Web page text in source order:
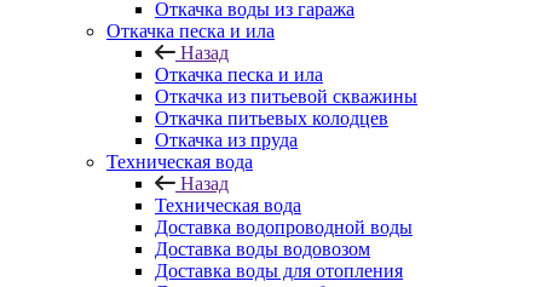
Откачка воды из гаража
Откачка песка и ила
Назад
Откачка песка и ила
Откачка из питьевой скважины
Откачка питьевых колодцев
Откачка из пруда
Техническая вода
Назад
Техническая вода
Доставка водопроводной воды
Доставка воды водовозом
Доставка воды для отопления